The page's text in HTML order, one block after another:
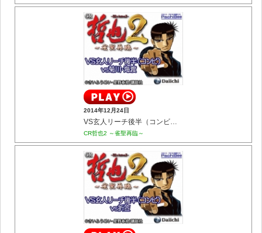
2014年12月24日
VS玄人リーチ後半（コンビ） vs菊川･海渡
CR哲也2 ～雀聖再臨～